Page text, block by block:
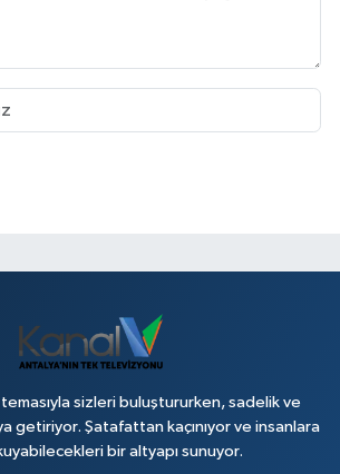
temasıyla sizleri buluştururken, sadelik ve
getiriyor. Şatafattan kaçınıyor ve insanlara
bir altyapı sunuyor.